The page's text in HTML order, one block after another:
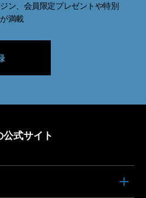
ン、会員限定プレゼントや特別
満載
式サイト